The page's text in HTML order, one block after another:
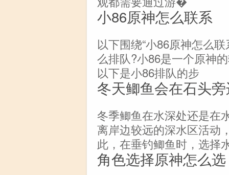
小86原神怎么联系
以下围绕“小86原神怎么
么排队?小86是一个原神
以下是小86排队的步
冬天鲫鱼会在石头
冬季鲫鱼在水深处还是在
离岸边较远的深水区活动
此，在垂钓鲫鱼时，选择
角色选择原神怎么选